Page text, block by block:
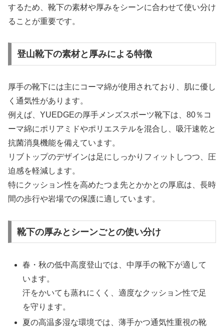
するため、靴下の素材や厚みをシーンに合わせて使い分け
ることが重要です。
登山靴下の素材と厚みによる特徴
厚手の靴下には主にコーマ綿が使用されており、肌に優し
く通気性があります。
例えば、YUEDGEの厚手メンズスポーツ靴下は、80％コ
ーマ綿にポリアミドやポリエステルを混合し、吸汗速乾と
抗菌消臭機能を備えています。
リブトップのデザインは足にしっかりフィットしつつ、圧
迫感を軽減します。
特にクッション性を高めたつま先とかかとの厚底は、長時
間の歩行や岩場での保護に適しています。
靴下の厚みとシーンごとの使い分け
春・秋の低中高度登山では、中厚手の靴下が適して
います。
汗をかいても蒸れにくく、適度なクッション性で足
を守ります。
夏の高温多湿な環境では、薄手かつ通気性重視の靴